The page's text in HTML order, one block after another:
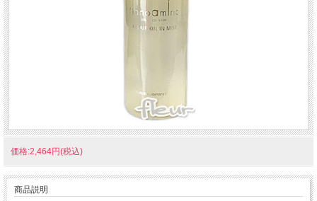
価格:2,464円(税込)
商品説明